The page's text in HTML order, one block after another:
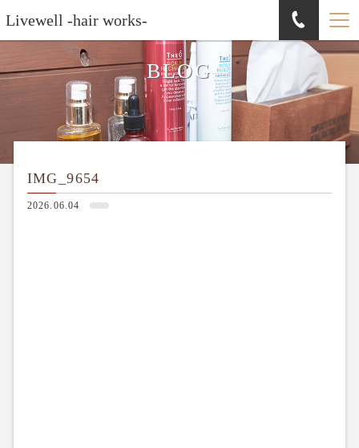
Livewell -hair works-
BLOG
IMG_9654
2026.06.04